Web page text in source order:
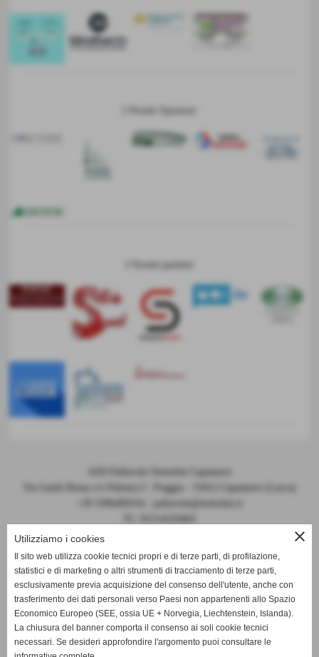
I Nostri Sponsor
I Nostri partner
Via Guido Rossa c/o Palestra C. Piaggia - 55012 Capannori (Lucca)
Codice FIPAV 10.050.0086 - N° registro CONI 7225
DOCUMENTI 2024-2025
close
Utilizziamo i cookies
Il sito web utilizza cookie tecnici propri e di terze parti, di profilazione,
statistici e di marketing o altri strumenti di tracciamento di terze parti,
esclusivamente previa acquisizione del consenso dell'utente, anche con
trasferimento dei dati personali verso Paesi non appartenenti allo Spazio
Economico Europeo (SEE, ossia UE + Norvegia, Liechtenstein, Islanda).
La chiusura del banner comporta il consenso ai soli cookie tecnici
necessari. Se desideri approfondire l'argomento puoi consultare le